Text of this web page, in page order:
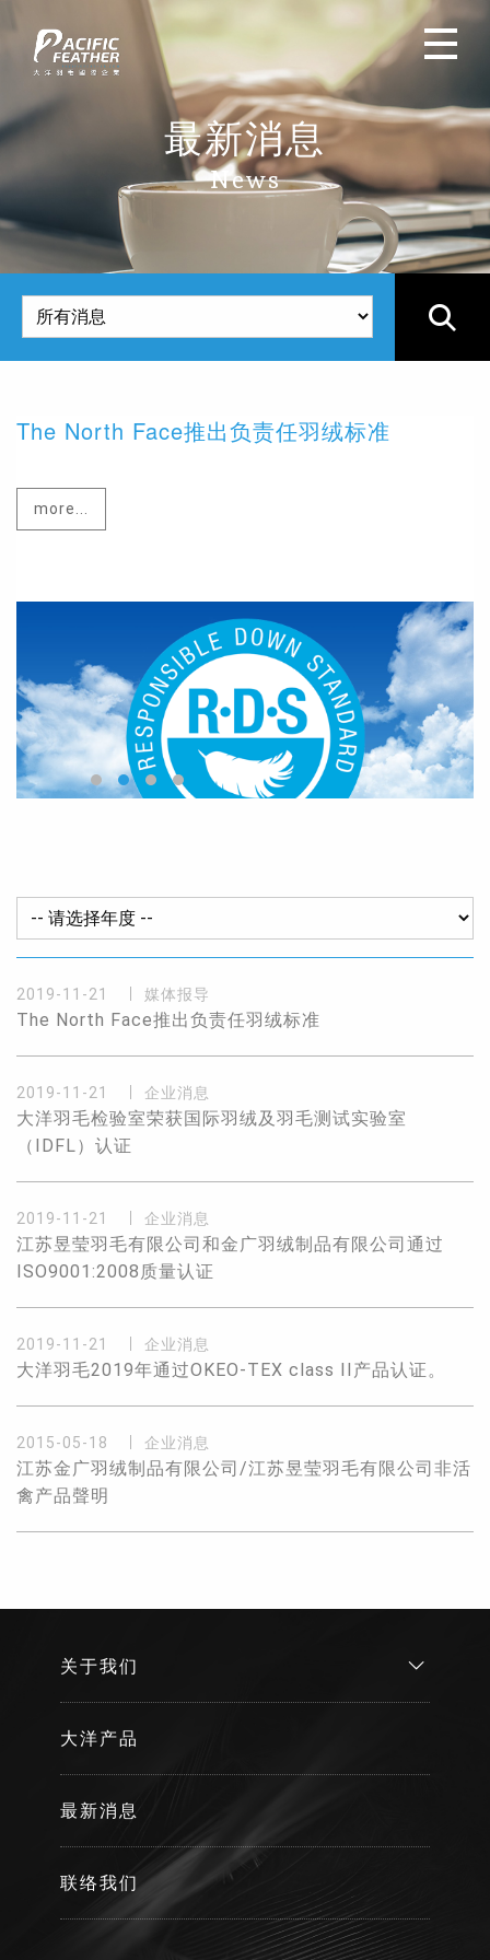
最新消息
News
The North Face推出负责任羽绒标准
more...
2019-11-21 媒体报导
The North Face推出负责任羽绒标准
2019-11-21 企业消息
大洋羽毛检验室荣获国际羽绒及羽毛测试实验室
（IDFL）认证
2019-11-21 企业消息
江苏昱莹羽毛有限公司和金广羽绒制品有限公司通过
ISO9001:2008质量认证
2019-11-21 企业消息
大洋羽毛2019年通过OKEO-TEX class II产品认证。
2015-05-18 企业消息
江苏金广羽绒制品有限公司/江苏昱莹羽毛有限公司非活
禽产品聲明
关于我们
大洋产品
最新消息
联络我们